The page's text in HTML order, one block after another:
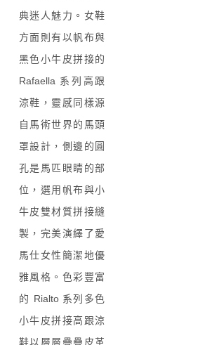
典迷人魅力。女鞋
方面則有以帆布與
黑色小牛皮拼接的
Rafaella 系列高跟
涼鞋，靈感同樣源
自馬術世界的馬頭
罩設計，側邊的圓
孔是馬匹眼睛的部
位，選用帆布與小
牛皮雙材質拼接縫
製，完美演繹了愛
馬仕女性簡潔地優
雅風格。色彩豐富
的 Rialto 系列多色
小牛皮拼接高跟涼
鞋以層層疊疊皮革